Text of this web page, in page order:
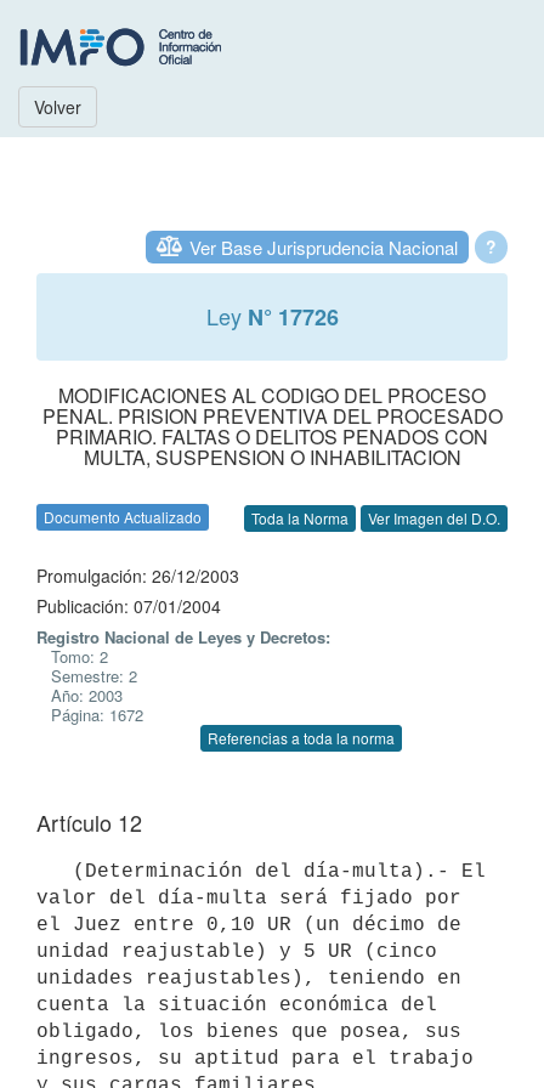
Volver
?
Ver Base Jurisprudencia Nacional
Ley N° 17726
MODIFICACIONES AL CODIGO DEL PROCESO
PENAL. PRISION PREVENTIVA DEL PROCESADO
PRIMARIO. FALTAS O DELITOS PENADOS CON
MULTA, SUSPENSION O INHABILITACION
Documento Actualizado Toda la Norma Ver Imagen del D.O.
Promulgación: 26/12/2003
Publicación: 07/01/2004
Registro Nacional de Leyes y Decretos:
Tomo: 2
Semestre: 2
Año: 2003
Página: 1672
Referencias a toda la norma
Artículo 12
valor del día-multa será fijado por
el Juez entre 0,10 UR (un décimo de
unidad reajustable) y 5 UR (cinco
unidades reajustables), teniendo en
cuenta la situación económica del
obligado, los bienes que posea, sus
ingresos, su aptitud para el trabajo